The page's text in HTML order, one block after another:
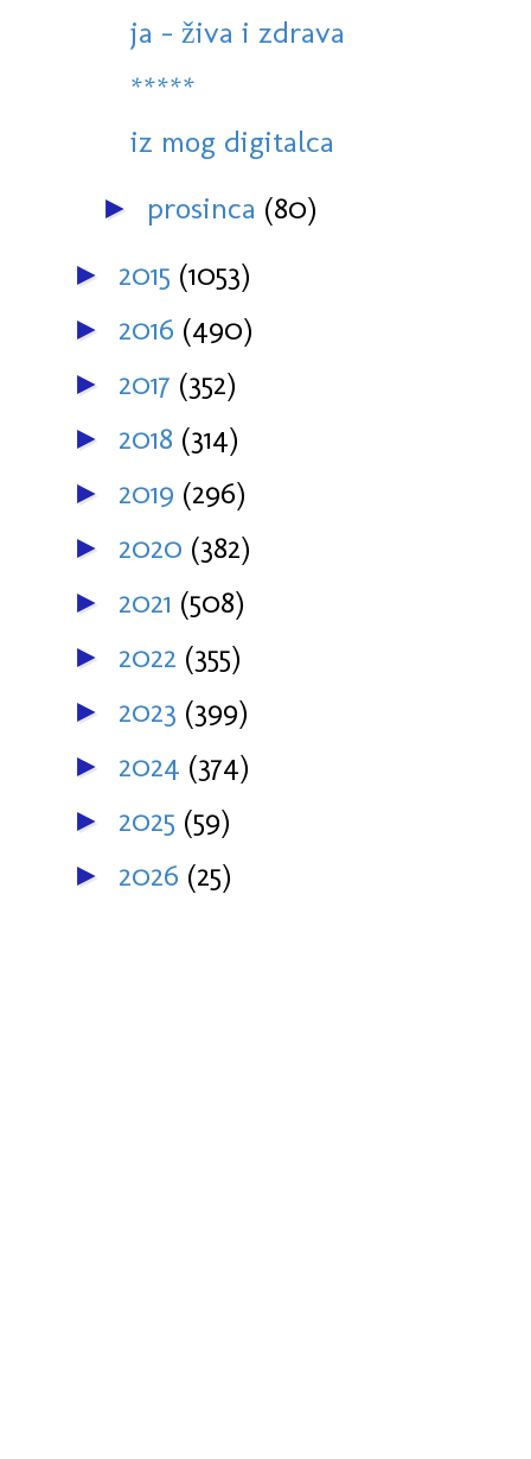
ja - živa i zdrava
*****
iz mog digitalca
► prosinca (80)
► 2015 (1053)
► 2016 (490)
► 2017 (352)
► 2018 (314)
► 2019 (296)
► 2020 (382)
► 2021 (508)
► 2022 (355)
► 2023 (399)
► 2024 (374)
► 2025 (59)
► 2026 (25)